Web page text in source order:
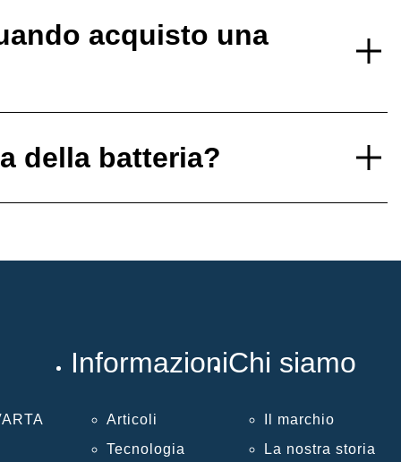
acquisto una
della batteria?
Informazioni
Articoli
Tecnologia
Chi siamo
Il marchio
La nostra storia